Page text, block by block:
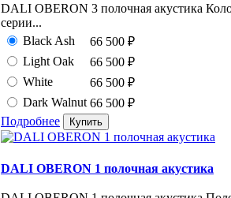
DALI OBERON 3 полочная акустика
серии...
Black Ash
66 500 ₽
Light Oak
66 500 ₽
White
66 500 ₽
Dark Walnut 66 500 ₽
Подробнее
DALI OBERON 1 полочная акустика